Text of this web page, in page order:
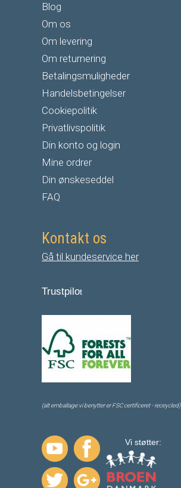
Blog
Om os
Om levering
Om returnering
Betalingsmuligheder
Handelsbetingelser
Cookiepolitik
Privatlivspolitik
Din konto og login
Mine ordrer
Din ønskeseddel
FAQ
Kontakt os
Gå til kundeservice her
Trustpilot
(alt emballage vi benytter er FSC certificeret - receycled)
Vi støtter: